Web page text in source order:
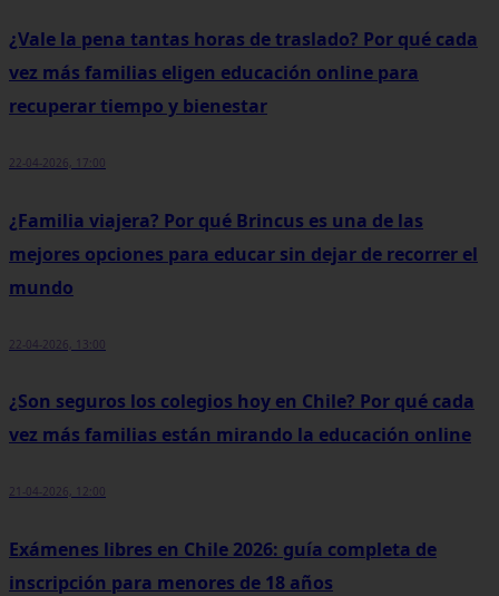
¿Vale la pena tantas horas de traslado? Por qué cada
vez más familias eligen educación online para
recuperar tiempo y bienestar
22-04-2026, 17:00
¿Familia viajera? Por qué Brincus es una de las
mejores opciones para educar sin dejar de recorrer el
mundo
22-04-2026, 13:00
¿Son seguros los colegios hoy en Chile? Por qué cada
vez más familias están mirando la educación online
21-04-2026, 12:00
Exámenes libres en Chile 2026: guía completa de
inscripción para menores de 18 años